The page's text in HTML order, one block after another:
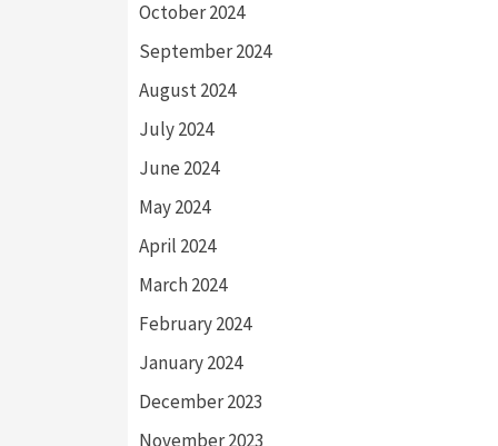
October 2024
September 2024
August 2024
July 2024
June 2024
May 2024
April 2024
March 2024
February 2024
January 2024
December 2023
November 2023